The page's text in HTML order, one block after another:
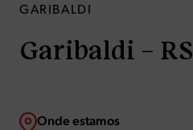
GARIBALDI
Garibaldi – RS
Onde estamos